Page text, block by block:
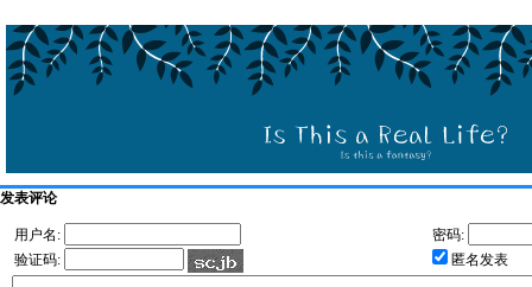
发表评论
用户名:
密码:
验证码:
匿名发表